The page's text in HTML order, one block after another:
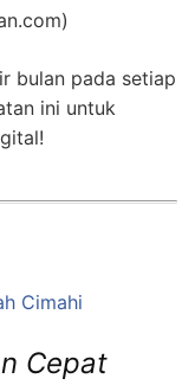
bulan pada setiap
ini untuk
Cimahi
Cepat